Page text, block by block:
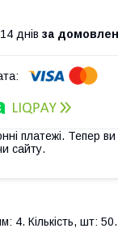
днів за
платежі. Тепер
сайту.
Кількість, шт: